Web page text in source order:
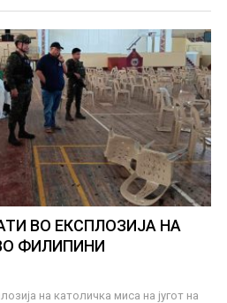
ВО ЕКСПЛОЗИЈА НА
ФИЛИПИНИ
на католичка миса на југот на